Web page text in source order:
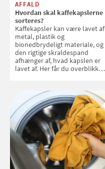
AFFALD
Hvordan skal kaffekapslerne
sorteres?
Kaffekapsler kan være lavet af
metal, plastik og
bionedbrydeligt materiale, og
den rigtige skraldespand
afhænger af, hvad kapslen er
lavet af. Her får du overblikket